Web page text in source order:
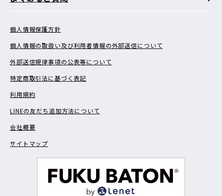
個人情報保護方針
個人情報の取扱い及び利用者情報の外部送信について
外部送信規律事項の公表等について
特定商取引法に基づく表記
利用規約
LINEの友だち追加方法について
会社概要
サイトマップ